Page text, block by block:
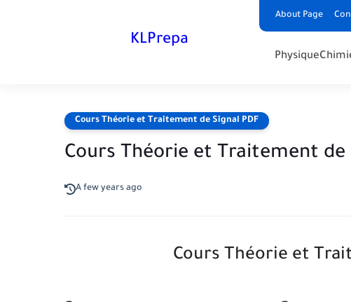
About Page
KLPrepa
Physique
Cours Théorie et Traitement de Signal PDF
Cours Théorie et Traitement de
A few years ago
Cours Théorie et